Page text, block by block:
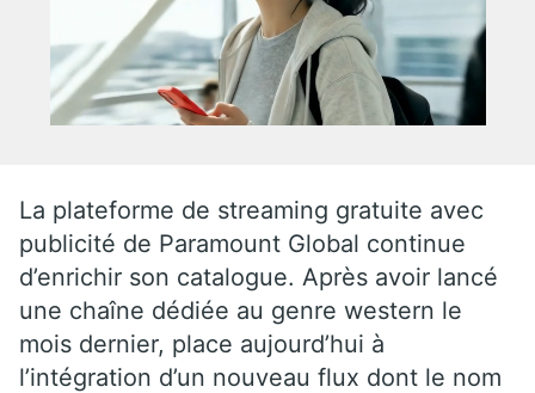
La plateforme de streaming gratuite avec
publicité de Paramount Global continue
d’enrichir son catalogue. Après avoir lancé
une chaîne dédiée au genre western le
mois dernier, place aujourd’hui à
l’intégration d’un nouveau flux dont le nom